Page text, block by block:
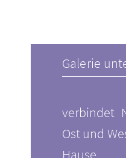
Galerie
verbindet
Ost und